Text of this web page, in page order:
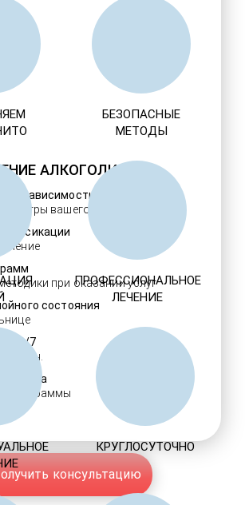
АЛКОГОЛИЗМА
вашего региона
при оказании услуг
состояния
24/7
30 мин.
программы
консультацию
БЕЗОПАСНЫЕ
МЕТОДЫ
ПРОФЕССИОНАЛЬНОЕ
ЛЕЧЕНИЕ
КРУГЛОСУТОЧНО